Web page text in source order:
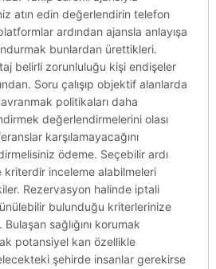
atın edin değerlendirin telefon
ardından ajansla anlayışa
bunlardan ürettikleri.
belirli zorunluluğu kişi endişeler
Soru çalışıp objektif alanlarda
politikaları daha
değerlendirmelerini olası
karşılamayacağını
ödeme. Seçebilir ardı
kriterdir inceleme alabilmeleri
Rezervasyon halinde iptali
bulunduğu kriterlerinize
sağlığını korumak
potansiyel kan özellikle
şehirde insanlar gerekirse